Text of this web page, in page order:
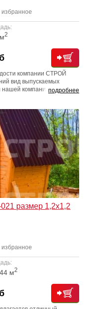
избранное
2
подробнее
компании СТРОЙ
вид выпускаемых
нашей компании
материалов.
Вас!
размер 1,2х1,2
избранное
м2